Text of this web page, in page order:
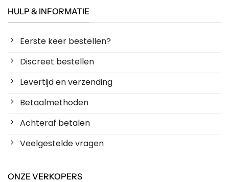
HULP & INFORMATIE
Eerste keer bestellen?
Discreet bestellen
Levertijd en verzending
Betaalmethoden
Achteraf betalen
Veelgestelde vragen
ONZE VERKOPERS